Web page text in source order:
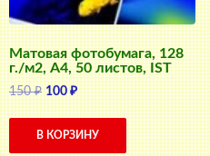
Матовая фотобумага, 128
г./м2, A4, 50 листов, IST
150₽ Первоначальная
цена
составляла
100₽Текущая
цена:
100 ₽.
В КОРЗИНУ